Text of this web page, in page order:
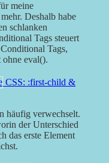
meine
Deshalb habe
schlanken
Tags steuert
Tags,
eval().
CSS: :first-child &
häufig verwechselt.
der Unterschied
das erste Element